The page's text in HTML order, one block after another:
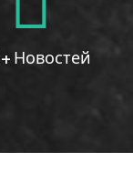
Новостей